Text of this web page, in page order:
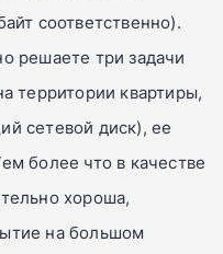
соответственно).
решаете три задачи
территории квартиры,
сетевой диск), ее
более что в качестве
хороша,
на большом